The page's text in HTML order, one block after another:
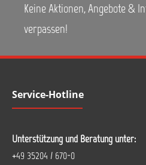
Keine Aktionen, Angebote &
verpassen!
Service-Hotline
Unterstützung und Beratung unter:
+49 35204 / 670-0